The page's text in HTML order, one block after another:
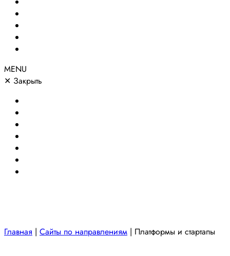
MENU
✕ Закрыть
Главная | Сайты по направлениям | Платформы и стартапы